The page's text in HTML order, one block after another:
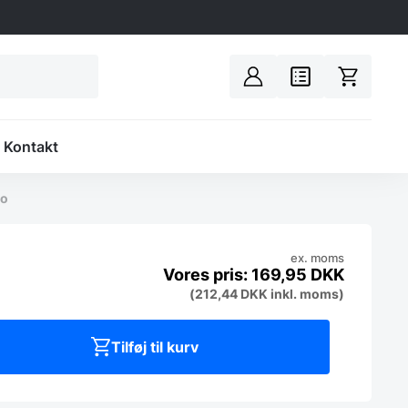
Spacer
Kontakt
169,95 DKK
ex. moms
(212,44 DKK inkl. moms)
Tilføj til kurv